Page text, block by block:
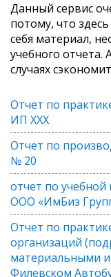
Данный сервис
потому, что
себя материал,
учебного
случаях
Отчет по
ИП ХХХ
Отчет по
№ 20
отчет по
ООО «ИмБиз
Отчет по
организаций
материальными
Филевском